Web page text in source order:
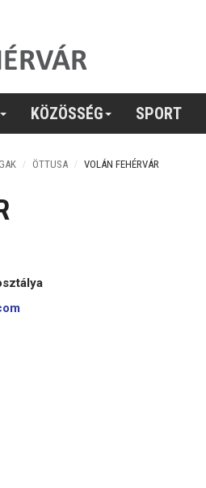
KÖZÖSSÉG SPORT
ÖTTUSA VOLÁN FEHÉRVÁR